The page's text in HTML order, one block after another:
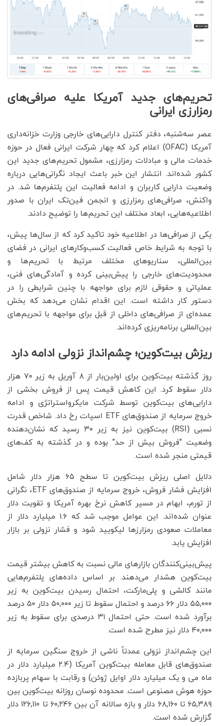
تحریم‌های جدید آمریکا علیه صرافی‌های
رمزارزی ایرانی
عصر سه‌شنبه، دفتر کنترل دارایی‌های خارجی وزارت خزانه‌داری
آمریکا (OFAC) اعلام کرد که چهار شرکت ایرانی فعال در حوزه
خدمات مالی و مبادلات رمزارزی، مشمول تحریم‌های جدید این
کشور شده‌اند. انتشار این خبر باعث ایجاد نگرانی‌هایی درباره
وضعیت دارایی کاربران و ادامه فعالیت این پلتفرم‌ها شد. در
واکنش، صرافی‌های رمزارزی و انجمن فین‌تک ایران با صدور
اطلاعیه‌هایی، ابعاد مختلف این تحریم‌ها را توضیح دادند.
یکی از صرافی‌ها در اطلاعیه خود تاکید کرد که از سال‌ها پیش،
با توجه به شرایط خاص فعالیت کسب‌وکارهای ایرانی در فضای
بین‌المللی، سناریوهای مختلف مرتبط با تحریم‌ها و
محدودیت‌های خارجی را پیش‌بینی کرده و آمادگی‌های فنی،
عملیاتی و حقوقی لازم برای مواجهه با چنین شرایطی را در
دستور کار داشته است. این اقدام نشان می‌دهد که بخش
عمده‌ای از صرافی‌های داخلی از قبل برای مواجهه با تحریم‌های
بین‌المللی برنامه‌ریزی کرده‌اند.
ریزش بیت‌کوین؛ چشم‌انداز نزولی ادامه دارد
روز گذشته بیت‌کوین برای اولین‌بار از ۸ آوریل به زیر ۷۰ هزار
دلار سقوط کرد. این کاهش قیمت پس از فروش بخشی از
دارایی‌های بیت‌کوین توسط شرکت مایکرواستراتژی و ادامه
خروج سرمایه از صندوق‌های ETF اسپات رخ داد. شاخص قدرت
نسبی (RSI) بیت‌کوین نیز به زیر ۳۰ رسید که نشان‌دهنده
وضعیت "فروش بیش از حد" بوده و در گذشته به کف‌های
قیمتی منجر شده است.
دلایل اصلی ریزش بیت‌کوین تا سطح ۶۵ هزار دلار شامل
افزایش فشار فروش، خروج سرمایه از صندوق‌های ETF، نگرانی
از تورم، ابهام در مسیر کاهش نرخ بهره آمریکا و تقویت دلار
عنوان شده‌اند. این عوامل موجب شد که ۱.۶ میلیارد دلار از
معاملات صعودی رمزارزها لیکویید شود و فشار نزولی بر بازار
افزایش یابد.
پیش‌بینی‌کنندگان بازارهای مالی نسبت به کاهش بیشتر قیمت
بیت‌کوین هشدار می‌دهند. بر اساس داده‌های پلتفرم‌هایی
مانند کالشی و پلی‌مارکت، احتمال رسیدن بیت‌کوین به زیر
۵۵,۰۰۰ دلار ۶۶ درصد و احتمال سقوط تا زیر ۵۰,۰۰۰ دلار ۵۰ درصد
برآورد شده است. حتی احتمال ۳۱ درصدی برای سقوط به زیر
۴۰,۰۰۰ دلار نیز مطرح شده است.
این چشم‌انداز نزولی عمدتاً ناشی از خروج سنگین سرمایه از
صندوق‌های قابل معامله بیت‌کوین آمریکا (۲.۴ میلیارد دلار در
ماه می و یک میلیارد دلار اوایل ژوئن) و رقابت با سهام پربازده
حوزه هوش مصنوعی است. محدوده نوسان روزانه بیت‌کوین بین
۶۵,۳۸۹ تا ۶۸,۱۶۰ دلار و بازه سالانه آن بین ۶۰,۲۴۶ تا ۱۲۶,۱۱۰ دلار
گزارش شده است.